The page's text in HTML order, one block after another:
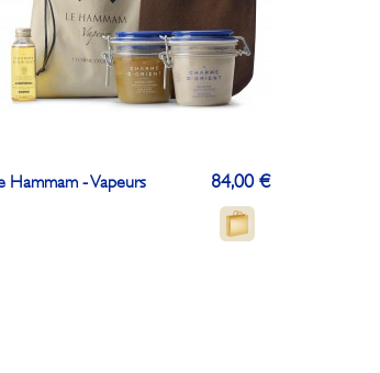
Hammam - Vapeurs 84,00 €